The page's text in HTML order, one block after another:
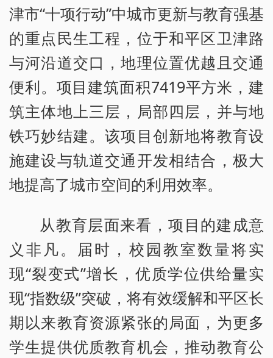
津市“十项行动”中城市更新与教育强基
的重点民生工程，位于和平区卫津路
与河沿道交口，地理位置优越且交通
便利。项目建筑面积7419平方米，建
筑主体地上三层，局部四层，并与地
铁巧妙结建。该项目创新地将教育设
施建设与轨道交通开发相结合，极大
地提高了城市空间的利用效率。
从教育层面来看，项目的建成意
义非凡。届时，校园教室数量将实
现“裂变式”增长，优质学位供给量实
现“指数级”突破，将有效缓解和平区长
期以来教育资源紧张的局面，为更多
学生提供优质教育机会，推动教育公